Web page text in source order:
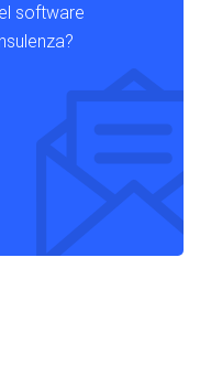
software